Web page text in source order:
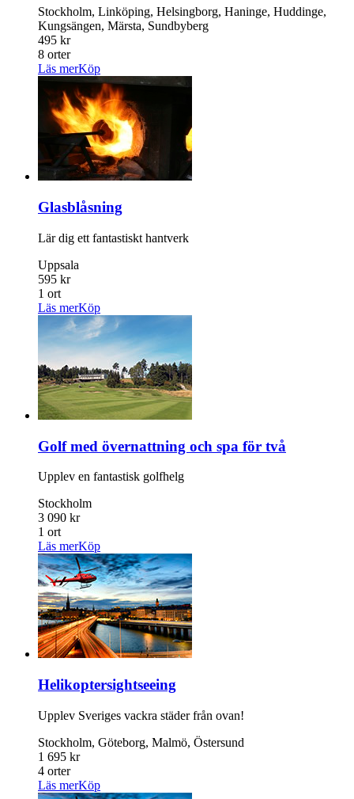
Stockholm, Linköping, Helsingborg, Haninge, Huddinge,
Kungsängen, Märsta, Sundbyberg
495 kr
8 orter
Läs merKöp
Glasblåsning
Lär dig ett fantastiskt hantverk
Uppsala
595 kr
1 ort
Läs merKöp
Golf med övernattning och spa för två
Upplev en fantastisk golfhelg
Stockholm
3 090 kr
1 ort
Läs merKöp
Helikoptersightseeing
Upplev Sveriges vackra städer från ovan!
Stockholm, Göteborg, Malmö, Östersund
1 695 kr
4 orter
Läs merKöp